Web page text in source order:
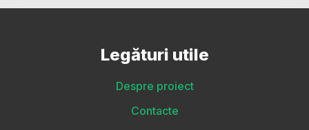
Legături utile
Despre proiect
Contacte